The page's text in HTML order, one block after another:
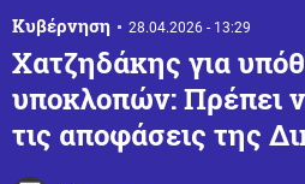
Κυβέρνηση 28.04.2026 - 13:29
Χατζηδάκης για
υποκλοπών: Πρέπει
τις αποφάσεις της